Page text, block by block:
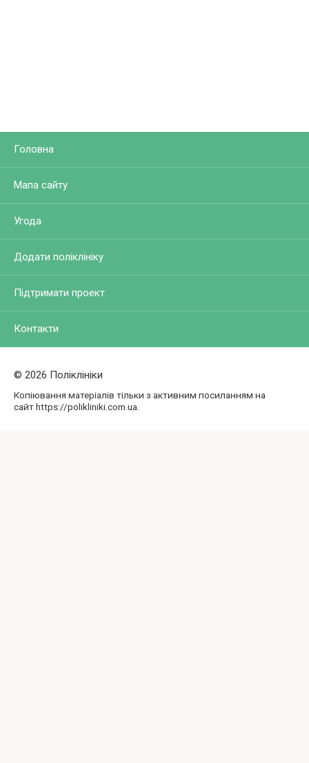
Головна
Мапа сайту
Угода
Додати поліклініку
Підтримати проект
Контакти
© 2026 Поліклініки
Копіювання матеріалів тільки з активним посиланням на
сайт https://polikliniki.com.ua.